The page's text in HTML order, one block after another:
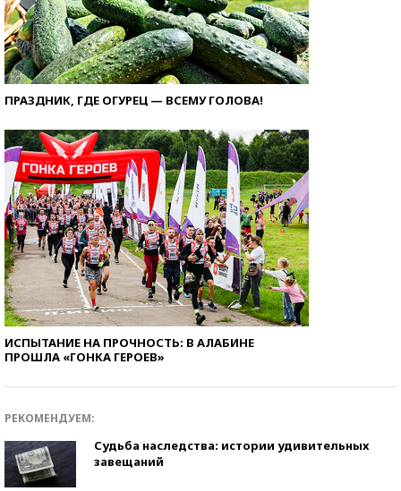
ПРАЗДНИК, ГДЕ ОГУРЕЦ — ВСЕМУ ГОЛОВА!
ИСПЫТАНИЕ НА ПРОЧНОСТЬ: В АЛАБИНЕ
ПРОШЛА «ГОНКА ГЕРОЕВ»
РЕКОМЕНДУЕМ:
Судьба наследства: истории удивительных
завещаний